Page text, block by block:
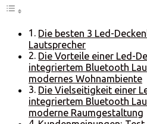
Die besten 3 Led-
Lautsprecher
Die Vorteile einer Led-
integriertem Bluetooth
modernes Wohnambiente
Die Vielseitigkeit einer
integriertem Bluetooth
moderne Raumgestaltung